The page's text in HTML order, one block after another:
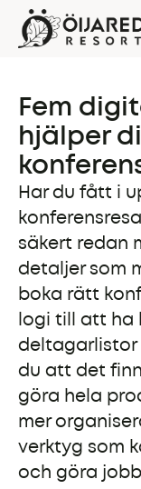
Fem
hjälper
Har du fått i
säkert redan
detaljer som
boka rätt
logi till att ha
deltagarlistor
du att det
göra hela
mer
verktyg som
och göra